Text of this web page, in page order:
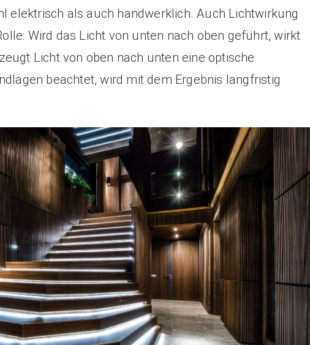
elektrisch als auch handwerklich. Auch Lichtwirkung
Wird das Licht von unten nach oben geführt, wirkt
Licht von oben nach unten eine optische
beachtet, wird mit dem Ergebnis langfristig